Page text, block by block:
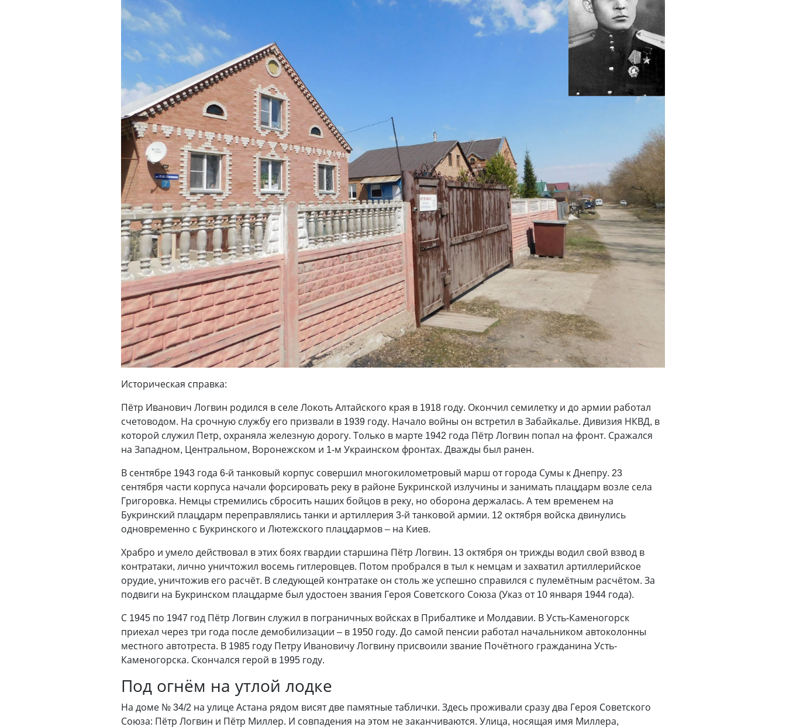
Историческая справка:
Пётр Иванович Логвин родился в селе Локоть Алтайского края в 1918 году. Окончил семилетку и до армии работал
счетоводом. На срочную службу его призвали в 1939 году. Начало войны он встретил в Забайкалье. Дивизия НКВД, в
которой служил Петр, охраняла железную дорогу. Только в марте 1942 года Пётр Логвин попал на фронт. Сражался
на Западном, Центральном, Воронежском и 1-м Украинском фронтах. Дважды был ранен.
В сентябре 1943 года 6-й танковый корпус совершил многокилометровый марш от города Сумы к Днепру. 23
сентября части корпуса начали форсировать реку в районе Букринской излучины и занимать плацдарм возле села
Григоровка. Немцы стремились сбросить наших бойцов в реку, но оборона держалась. А тем временем на
Букринский плацдарм переправлялись танки и артиллерия 3-й танковой армии. 12 октября войска двинулись
одновременно с Букринского и Лютежского плацдармов – на Киев.
Храбро и умело действовал в этих боях гвардии старшина Пётр Логвин. 13 октября он трижды водил свой взвод в
контратаки, лично уничтожил восемь гитлеровцев. Потом пробрался в тыл к немцам и захватил артиллерийское
орудие, уничтожив его расчёт. В следующей контратаке он столь же успешно справился с пулемётным расчётом. За
подвиги на Букринском плацдарме был удостоен звания Героя Советского Союза (Указ от 10 января 1944 года).
С 1945 по 1947 год Пётр Логвин служил в пограничных войсках в Прибалтике и Молдавии. В Усть-Каменогорск
приехал через три года после демобилизации – в 1950 году. До самой пенсии работал начальником автоколонны
местного автотреста. В 1985 году Петру Ивановичу Логвину присвоили звание Почётного гражданина Усть-
Каменогорска. Скончался герой в 1995 году.
Под огнём на утлой лодке
На доме № 34/2 на улице Астана рядом висят две памятные таблички. Здесь проживали сразу два Героя Советского
Союза: Пётр Логвин и Пётр Миллер. И совпадения на этом не заканчиваются. Улица, носящая имя Миллера,